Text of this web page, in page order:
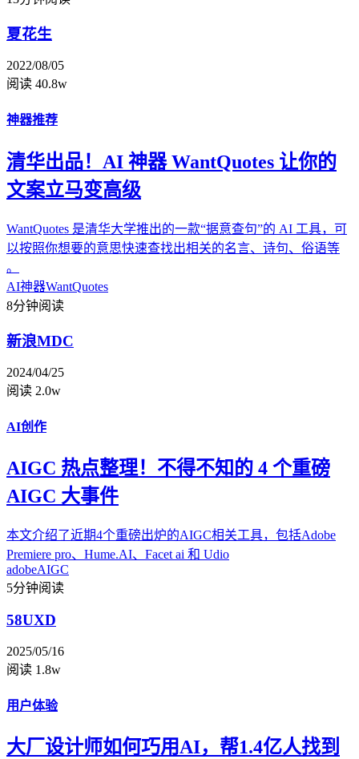
夏花生
2022/08/05
阅读 40.8w
神器推荐
清华出品！AI 神器 WantQuotes 让你的
文案立马变高级
WantQuotes 是清华大学推出的一款“据意查句”的 AI 工具，可
以按照你想要的意思快速查找出相关的名言、诗句、俗语等
。
AI神器WantQuotes
8分钟阅读
新浪MDC
2024/04/25
阅读 2.0w
AI创作
AIGC 热点整理！不得不知的 4 个重磅
AIGC 大事件
本文介绍了近期4个重磅出炉的AIGC相关工具，包括Adobe
Premiere pro、Hume.AI、Facet ai 和 Udio
adobeAIGC
5分钟阅读
58UXD
2025/05/16
阅读 1.8w
用户体验
大厂设计师如何巧用AI，帮1.4亿人找到